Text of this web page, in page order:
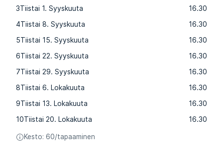
3Tiistai 1. Syyskuuta
16.30
4Tiistai 8. Syyskuuta
16.30
5Tiistai 15. Syyskuuta
16.30
6Tiistai 22. Syyskuuta
16.30
7Tiistai 29. Syyskuuta
16.30
8Tiistai 6. Lokakuuta
16.30
9Tiistai 13. Lokakuuta
16.30
10Tiistai 20. Lokakuuta 16.30
Kesto: 60/tapaaminen